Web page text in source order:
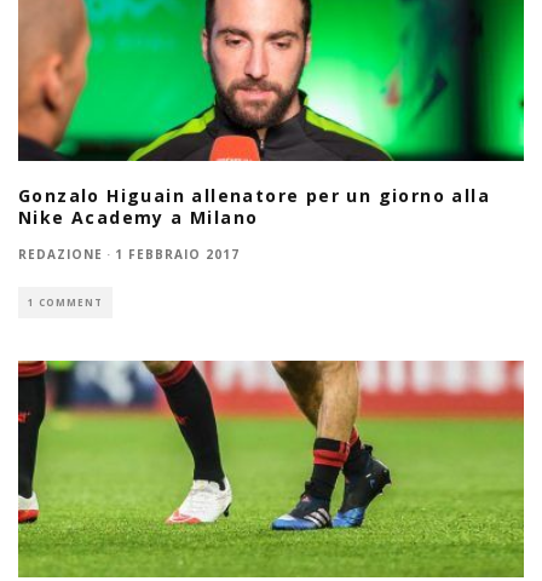
Gonzalo Higuain allenatore per un giorno alla
Nike Academy a Milano
REDAZIONE · 1 FEBBRAIO 2017
1 COMMENT